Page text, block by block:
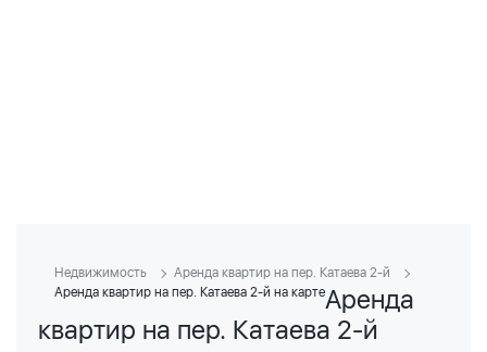
Недвижимость
Аренда квартир на пер. Катаева 2-й
Аренда квартир на пер. Катаева 2-й на картеАренда
квартир на пер. Катаева 2-й